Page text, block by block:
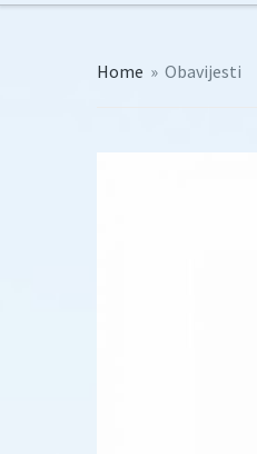
Home » Obavijesti